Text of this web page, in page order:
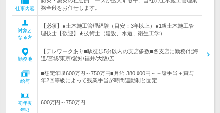
仕事内容
務全般をお任せします。
対象と
なる方
【必須】●土木施工管理経験（目安：3年以上）●1級土木施工管
理技士【歓迎】★技術士（建設、水道、衛生工学）
勤務地
【テレワークあり■駅徒歩5分以内の支店多数■各支店に勤務(北海
道/宮城/東京/愛知/福井/大阪/広…
給与
■想定年収600万円～750万円■月給 380,000円～＋諸手当＋賞与
年2回等級によって残業手当が時間連動制と固定…
初年度
年収
600万円～750万円